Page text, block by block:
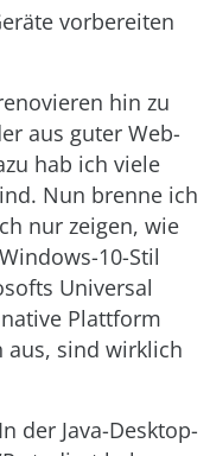
vorbereiten
hin zu
aus guter Web-
hab ich viele
Nun brenne ich
nur zeigen, wie
10-Stil
Universal
Plattform
aus, sind wirklich
der Java-Desktop-